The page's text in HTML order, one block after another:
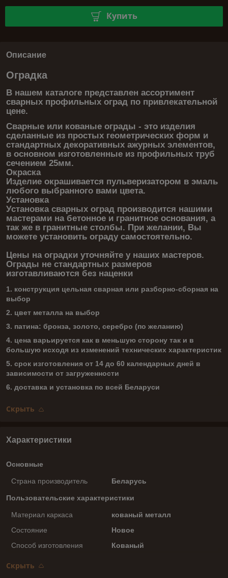
Купить
Описание
Оградка
В нашем каталоге представлен ассортимент
сварных профильных оград по привлекательной
цене.
Сварные или кованые ограды - это изделия
сделанные из простых геометрических форм и
стандартных декоративных ажурных элементов,
в основном изготовленные из профильных труб
сечением 25мм.
Окраска
Изделие окрашивается пульверизатором в эмаль
любого выбранного вами цвета.
Установка
Установка сварных оград производится нашими
мастерами на бетонное и гранитное основания, а
так же в гранитные столбы. При желании, Вы
можете установить ограду самостоятельно.
Цены на оградки уточняйте у наших мастеров.
Ограды не стандартных размеров
изготавливаются без наценки
1. конструкция цельная сварная или разборно-сборная на
выбор
2. цвет металла на выбор
3. патина: бронза, золото, серебро (по желанию)
4. цена варьируется как в меньшую сторону так и в
большую исходя из изменений технических характеристик
5. срок изготовления от 14 до 60 календарных дней в
зависимости от загруженности
6. доставка и установка по всей Беларуси
Скрыть
Характеристики
Основные
Страна производитель Беларусь
Пользовательские характеристики
Материал каркаса
кованый металл
Состояние
Новое
Способ изготовления
Кованый
Скрыть